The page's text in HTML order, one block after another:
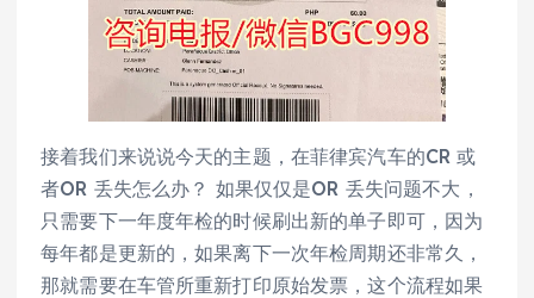
接着我们来说说今天的主题，在菲律宾汽车的CR 或
者OR 丢失怎么办？ 如果仅仅是OR 丢失问题不大，
只需要下一年度年检的时候刷出新的单子即可，因为
每年都是更新的，如果离下一次年检周期还非常久，
那就需要在车管所重新打印原始发票，这个流程如果